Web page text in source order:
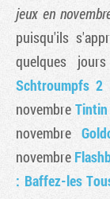
jeux en
puisqu'ils
quelques
Schtroumpfs 2
novembre Tintin
novembre
novembre
: Baffez-les